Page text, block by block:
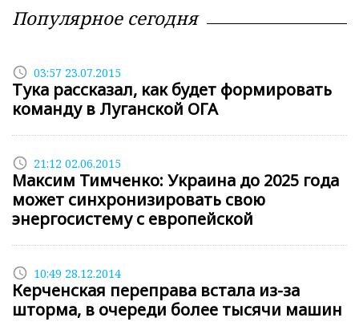
Популярное сегодня
access_time 03:57 23.07.2015
Тука рассказал, как будет формировать
команду в Луганской ОГА
access_time 21:12 02.06.2015
Максим Тимченко: Украина до 2025 года
может синхронизировать свою
энергосистему с европейской
access_time 10:49 28.12.2014
Керченская переправа встала из-за
шторма, в очереди более тысячи машин